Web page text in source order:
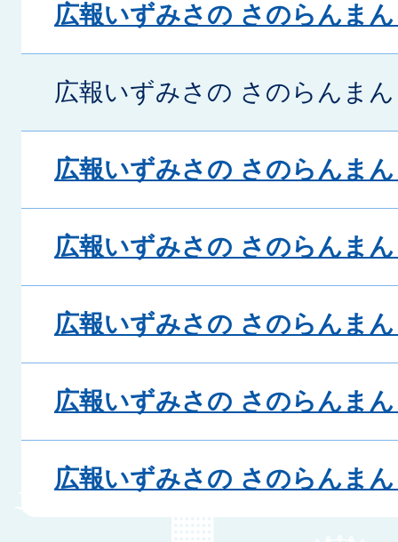
広報いずみさの さのらんま
広報いずみさの さのらんま
広報いずみさの さのらんま
広報いずみさの さのらんま
広報いずみさの さのらんま
広報いずみさの さのらんま
広報いずみさの さのらんま